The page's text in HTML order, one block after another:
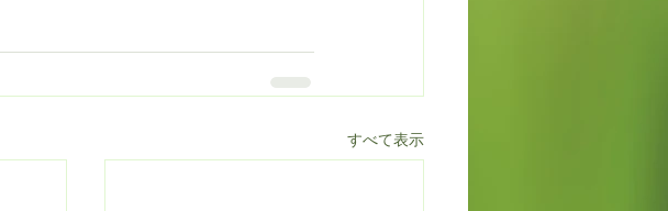
すべて表示